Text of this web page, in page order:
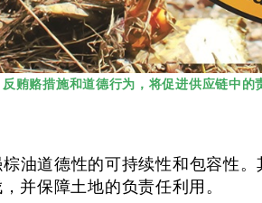
贿赂措施和道德行为，将促进供应链中的
油道德性的可持续性和包容性
并保障土地的负责任利用。